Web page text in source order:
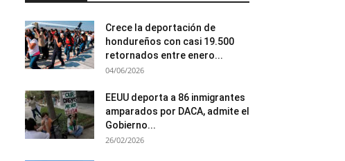
Crece la deportación de
hondureños con casi 19.500
retornados entre enero...
04/06/2026
EEUU deporta a 86 inmigrantes
amparados por DACA, admite el
Gobierno...
26/02/2026